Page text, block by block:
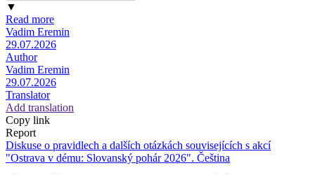
▼
Read more
Vadim Eremin
29.07.2026
Author
Vadim Eremin
29.07.2026
Translator
Add translation
Copy link
Report
Diskuse o pravidlech a dalších otázkách souvisejících s akcí
"Ostrava v dému: Slovanský pohár 2026". Čeština